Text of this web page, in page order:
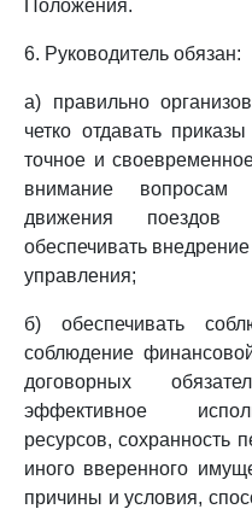
Положения.
6. Руководитель обязан:
а) правильно
четко отдавать
точное и
внимание вопросам
движения
обеспечивать
управления;
б) обеспечивать
соблюдение
договорных
эффективное
ресурсов, сохранность
иного вверенного
причины и условия,